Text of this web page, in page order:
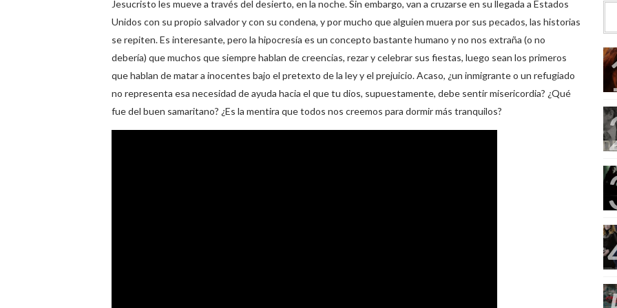
Jesucristo les mueve a través del desierto, en la noche. Sin embargo, van a cruzarse en su llegada a Estados
Unidos con su propio salvador y con su condena, y por mucho que alguien muera por sus pecados, las historias
se repiten. Es interesante, pero la hipocresía es un concepto bastante humano y no nos extraña (o no
debería) que muchos que siempre hablan de creencias, rezar y celebrar sus fiestas, luego sean los primeros
que hablan de matar a inocentes bajo el pretexto de la ley y el prejuicio. Acaso, ¿un inmigrante o un refugiado
no representa esa necesidad de ayuda hacia el que tu dios, supuestamente, debe sentir misericordia? ¿Qué
fue del buen samaritano? ¿Es la mentira que todos nos creemos para dormir más tranquilos?